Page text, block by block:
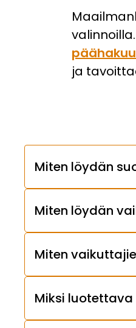
ja
Miten löydän
Miten löydän
Miten
Miksi